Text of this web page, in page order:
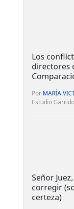
Los
directores
Por MARÍA
Estudio
Señor
corregir
certeza)